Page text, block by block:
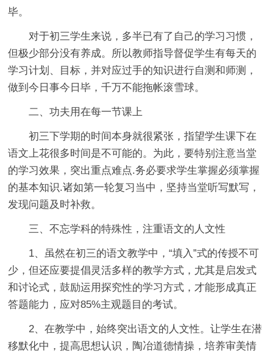
毕。
对于初三学生来说，多半已有了自己的学习习惯，
但极少部分没有养成。所以教师指导督促学生有每天的
学习计划、目标，并对应过手的知识进行自测和师测，
做到今日事今日毕，千万不能拖帐滚雪球。
二、功夫用在每一节课上
初三下学期的时间本身就很紧张，指望学生课下在
语文上花很多时间是不可能的。为此，要特别注意当堂
的学习效果，突出重点难点.务必要求学生掌握必须掌握
的基本知识.诸如第一轮复习当中，坚持当堂听写默写，
发现问题及时补救。
三、不忘学科的特殊性，注重语文的人文性
1、虽然在初三的语文教学中，“填入”式的传授不可
少，但还应要提倡灵活多样的教学方式，尤其是启发式
和讨论式，鼓励运用探究性的学习方式，才能形成真正
答题能力，应对85%主观题目的考试。
2、在教学中，始终突出语文的人文性。让学生在潜
移默化中，提高思想认识，陶冶道德情操，培养审美情